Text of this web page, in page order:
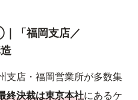
「福岡支店／
支店・福岡営業所が多数集
終決裁は東京本社にあるケ